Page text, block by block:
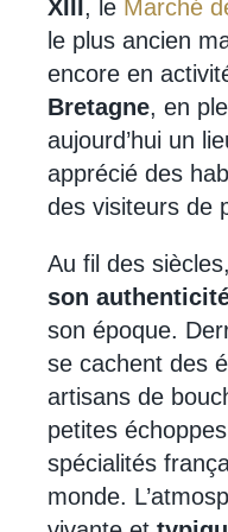
XIII , le Marché
le plus ancien
encore en
Bretagne, en
aujourd’hui un
apprécié des
des visiteurs de
Au fil des
son
son époque.
se cachent des
artisans de
petites
spécialités
monde.